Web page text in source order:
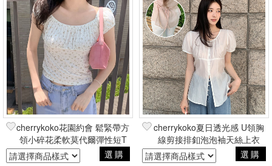
cherrykoko花園約會 鬆緊帶方
領小碎花柔軟莫代爾彈性短T
選購
cherrykoko夏日透光感 U領胸
線剪接排釦泡泡袖天絲上衣
選購